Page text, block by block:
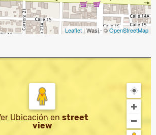
Leaflet | Wasi - ©OpenStreetMap
Ubicación en street
view